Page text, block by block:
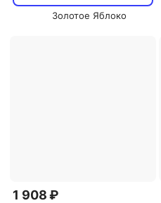
Золотое Яблоко
1 908 ₽